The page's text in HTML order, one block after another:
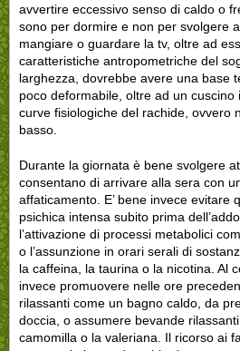
avvertire eccessivo senso di caldo o
sono per dormire e non per svolgere
mangiare o guardare la tv, oltre ad
caratteristiche antropometriche del
larghezza, dovrebbe avere una base
poco deformabile, oltre ad un
curve fisiologiche del rachide, ovvero
basso.
Durante la giornata è bene svolgere
consentano di arrivare alla sera con
affaticamento. E’ bene invece evitare
psichica intensa subito prima
l’attivazione di processi metabolici
o l’assunzione in orari serali di
la caffeina, la taurina o la nicotina. Al
invece promuovere nelle ore
rilassanti come un bagno caldo, da
doccia, o assumere bevande
camomilla o la valeriana. Il ricorso ai